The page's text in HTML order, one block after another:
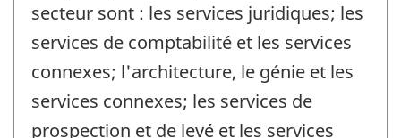
secteur sont : les services juridiques; les
services de comptabilité et les services
connexes; l'architecture, le génie et les
services connexes; les services de
prospection et de levé et les services